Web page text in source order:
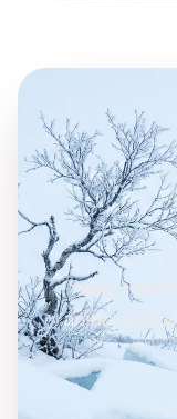
— חומרי
עם חתימה